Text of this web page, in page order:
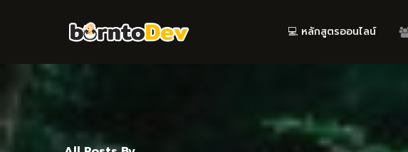
content
💻 หลักสูตรออนไลน์